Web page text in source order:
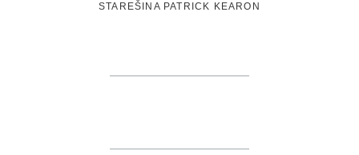
STAREŠINA PATRICK KEARON